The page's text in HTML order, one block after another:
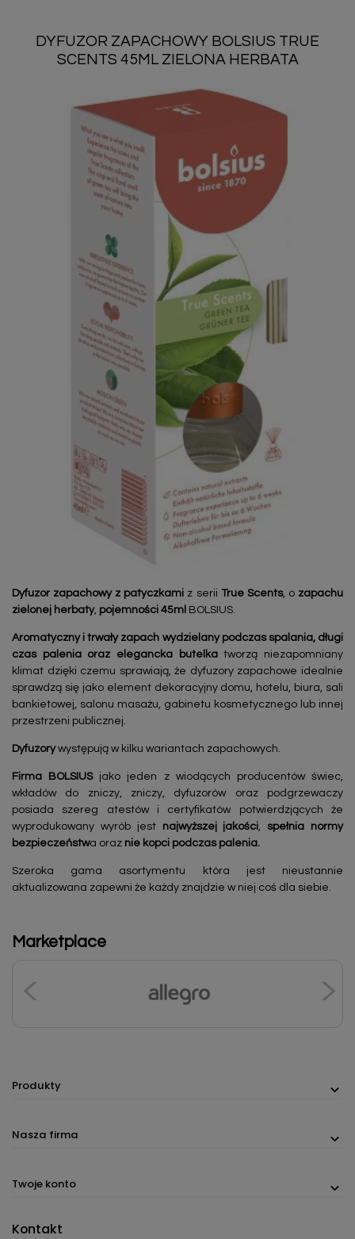
DYFUZOR ZAPACHOWY BOLSIUS TRUE
SCENTS 45ML ZIELONA HERBATA
Dyfuzor zapachowy z patyczkami z serii True Scents, o zapachu
zielonej herbaty, pojemności 45ml BOLSIUS.
Aromatyczny i trwały zapach wydzielany podczas spalania, długi
czas palenia oraz elegancka butelkatworzą niezapomniany
klimat dzięki czemu sprawiają, że dyfuzory zapachowe idealnie
sprawdzą się jako element dekoracyjny domu, hotelu, biura, sali
bankietowej, salonu masażu, gabinetu kosmetycznego lub innej
przestrzeni publicznej.
Dyfuzorywystępują w kilku wariantach zapachowych.
Firma BOLSIUSjako jeden z wiodących producentów świec,
wkładów do zniczy, zniczy, dyfuzorów oraz podgrzewaczy
posiada szereg atestów i certyfikatów potwierdzjących że
wyprodukowany wyrób jest
najwyższej jakości ,spełnia normy
bezpieczeństwa oraz nie kopci podczas palenia.
Szeroka gama asortymentu która jest nieustannie
aktualizowana zapewni że każdy znajdzie w niej coś dla siebie.
Marketplace
Produkty
Nasza firma
Twoje konto
Kontakt